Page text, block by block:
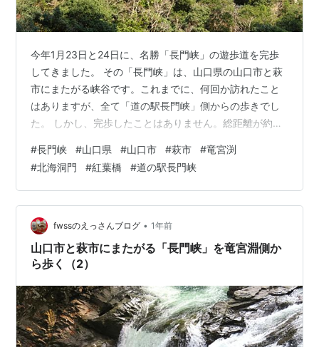
今年1月23日と24日に、名勝「長門峡」の遊歩道を完歩
してきました。 その「長門峡」は、山口県の山口市と萩
市にまたがる峡谷です。これまでに、何回か訪れたこと
はありますが、全て「道の駅長門峡」側からの歩きでし
た。 しかし、完歩したことはありません。総距離が約
らです。今回は、これまで見たことのない「竜宮渕」側
から歩いてみました。 そして、途中折り返した地点から
の残りは、翌日「道の駅長門峡」側から歩きました。そ
れで完歩したことになります。 今回は（4）回目のアッ
プで、⑤「北海洞門」を通り、⑥「紅葉橋」まで歩いて
きたところです。ここも ①「竜宮渕…
#長門峡 #山口県 #山口市 #萩市 #竜宮渕
#北海洞門 #紅葉橋 #道の駅長門峡
fwssのえっさんブログ • 1年前
山口市と萩市にまたがる「長門峡」を竜宮淵側か
ら歩く（2）